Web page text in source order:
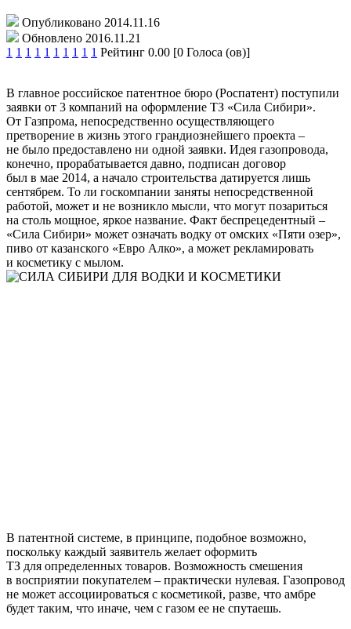
Опубликовано 2014.11.16
Обновлено 2016.11.21
1 1 1 1 1 1 1 1 1 1 Рейтинг 0.00 [0 Голоса (ов)]
В главное российское патентное бюро (Роспатент) поступили
заявки от 3 компаний на оформление ТЗ «Сила Сибири».
От Газпрома, непосредственно осуществляющего
претворение в жизнь этого грандиознейшего проекта –
не было предоставлено ни одной заявки. Идея газопровода,
конечно, прорабатывается давно, подписан договор
был в мае 2014, а начало строительства датируется лишь
сентябрем. То ли госкомпании заняты непосредственной
работой, может и не возникло мысли, что могут позариться
на столь мощное, яркое название. Факт беспрецедентный –
«Сила Сибири» может означать водку от омских «Пяти озер»,
пиво от казанского «Евро Алко», а может рекламировать
и косметику с мылом.
В патентной системе, в принципе, подобное возможно,
поскольку каждый заявитель желает оформить
ТЗ для определенных товаров. Возможность смешения
в восприятии покупателем – практически нулевая. Газопровод
не может ассоциироваться с косметикой, разве, что амбре
будет таким, что иначе, чем с газом ее не спутаешь.